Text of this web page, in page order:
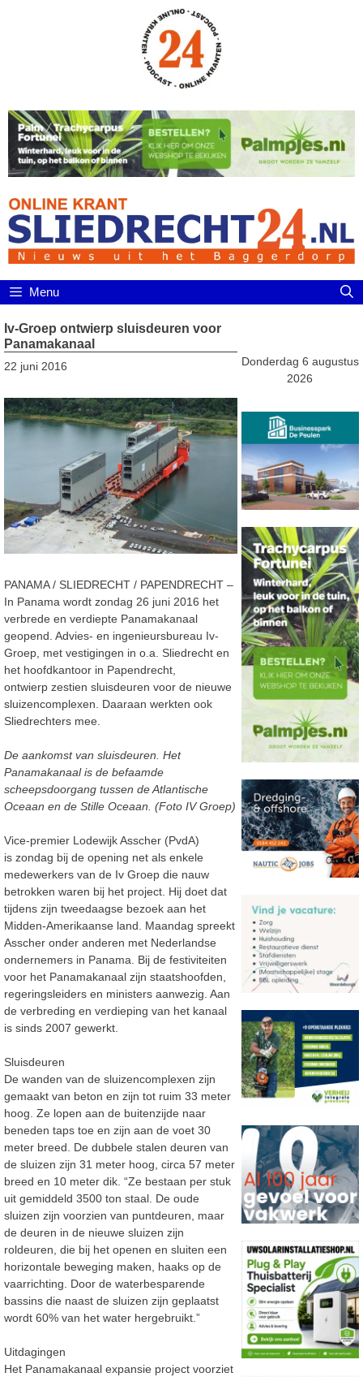
Menu
Iv-Groep ontwierp sluisdeuren voor
Panamakanaal
22 juni 2016
PANAMA / SLIEDRECHT / PAPENDRECHT –
In Panama wordt zondag 26 juni 2016 het
verbrede en verdiepte Panamakanaal
geopend. Advies- en ingenieursbureau Iv-
Groep, met vestigingen in o.a. Sliedrecht en
het hoofdkantoor in Papendrecht,
ontwierp zestien sluisdeuren voor de nieuwe
sluizencomplexen. Daaraan werkten ook
Sliedrechters mee.
De aankomst van sluisdeuren. Het
Panamakanaal is de befaamde
scheepsdoorgang tussen de Atlantische
Oceaan en de Stille Oceaan. (Foto IV Groep)
Vice-premier Lodewijk Asscher (PvdA)
is zondag bij de opening net als enkele
medewerkers van de Iv Groep die nauw
betrokken waren bij het project. Hij doet dat
tijdens zijn tweedaagse bezoek aan het
Midden-Amerikaanse land. Maandag spreekt
Asscher onder anderen met Nederlandse
ondernemers in Panama. Bij de festiviteiten
voor het Panamakanaal zijn staatshoofden,
regeringsleiders en ministers aanwezig. Aan
de verbreding en verdieping van het kanaal
is sinds 2007 gewerkt.
Sluisdeuren
De wanden van de sluizencomplexen zijn
gemaakt van beton en zijn tot ruim 33 meter
hoog. Ze lopen aan de buitenzijde naar
beneden taps toe en zijn aan de voet 30
meter breed. De dubbele stalen deuren van
de sluizen zijn 31 meter hoog, circa 57 meter
breed en 10 meter dik. “Ze bestaan per stuk
uit gemiddeld 3500 ton staal. De oude
sluizen zijn voorzien van puntdeuren, maar
de deuren in de nieuwe sluizen zijn
roldeuren, die bij het openen en sluiten een
horizontale beweging maken, haaks op de
vaarrichting. Door de waterbesparende
bassins die naast de sluizen zijn geplaatst
wordt 60% van het water hergebruikt.”
Uitdagingen
Het Panamakanaal expansie project voorziet
Donderdag 6 augustus
2026